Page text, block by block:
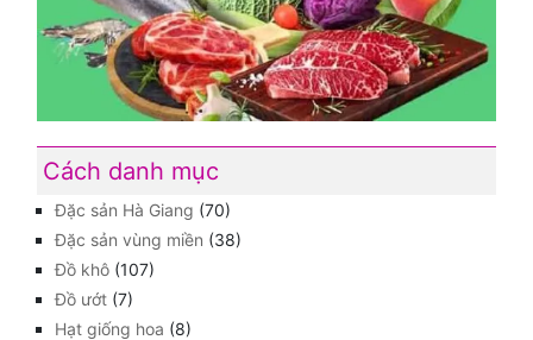
Cách danh mục
Đặc sản Hà Giang (70)
Đặc sản vùng miền (38)
Đồ khô (107)
Đồ ướt (7)
Hạt giống hoa (8)